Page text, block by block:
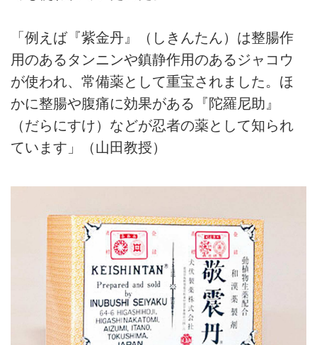
「例えば『紫金丹』（しきんたん）は整腸作
用のあるタンニンや鎮静作用のあるジャコウ
が使われ、常備薬として重宝されました。ほ
かに整腸や腹痛に効果がある『陀羅尼助』
（だらにすけ）などが忍者の薬として知られ
ています」（山田教授）